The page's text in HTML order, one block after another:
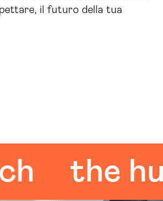
il futuro della tua
the